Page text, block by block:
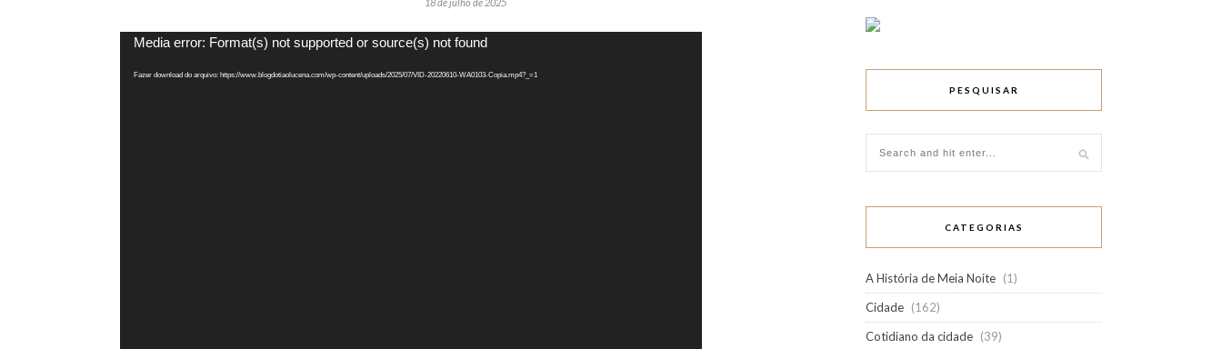
Tocador
Media error: Format(s) not supported or source(s) not found
Fazer download do arquivo: https://www.blogdotiaolucena.com/wp-content/uploads/2025/07/VID-20220610-WA0103-Copia.mp4?_=1
PESQUISAR
CATEGORIAS
A História de Meia Noite (1)
Cidade (162)
Cotidiano da cidade (39)